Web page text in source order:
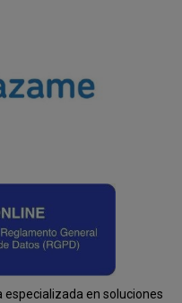
especializada en soluciones